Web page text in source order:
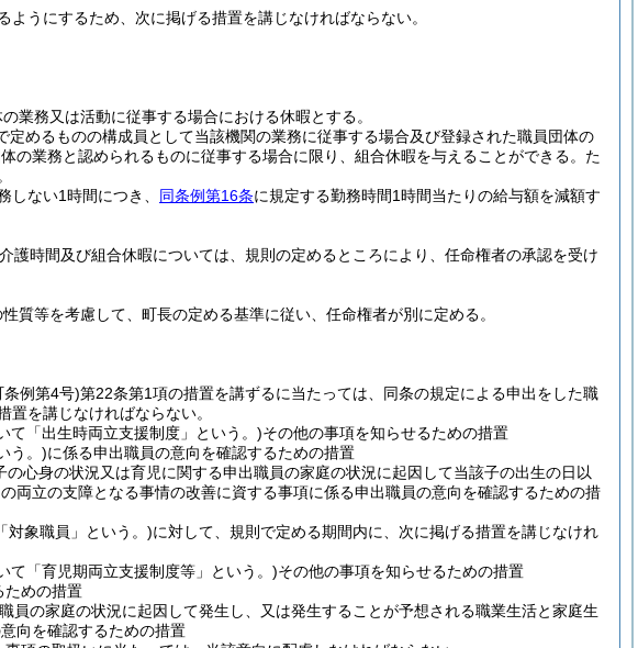
うにするため、次に掲げる措置を講じなければならない。
業務又は活動に従事する場合における休暇とする。
めるものの構成員として当該機関の業務に従事する場合及び登録された職員団体の
業務と認められるものに従事する場合に限り、組合休暇を与えることができる。 た
しない1時間につき、 同条例第16条に規定する勤務時間1時間当たりの給与額を減額す
介護時間及び組合休暇については、規則の定めるところにより、任命権者の承認を受け
質等を考慮して、町長の定める基準に従い、任命権者が別に定める。
例第4号)第22条第1項の措置を講ずるに当たっては、同条の規定による申出をした職
置を講じなければならない。
て「出生時両立支援制度」という。)その他の事項を知らせるための措置
う。)に係る申出職員の意向を確認するための措置
心身の状況又は育児に関する申出職員の家庭の状況に起因して当該子の出生の日以
両立の支障となる事情の改善に資する事項に係る申出職員の意向を確認するための措
対象職員」という。)に対して、規則で定める期間内に、次に掲げる措置を講じなけれ
て「育児期両立支援制度等」という。)その他の事項を知らせるための措置
ための措置
の家庭の状況に起因して発生し、又は発生することが予想される職業生活と家庭生
向を確認するための措置